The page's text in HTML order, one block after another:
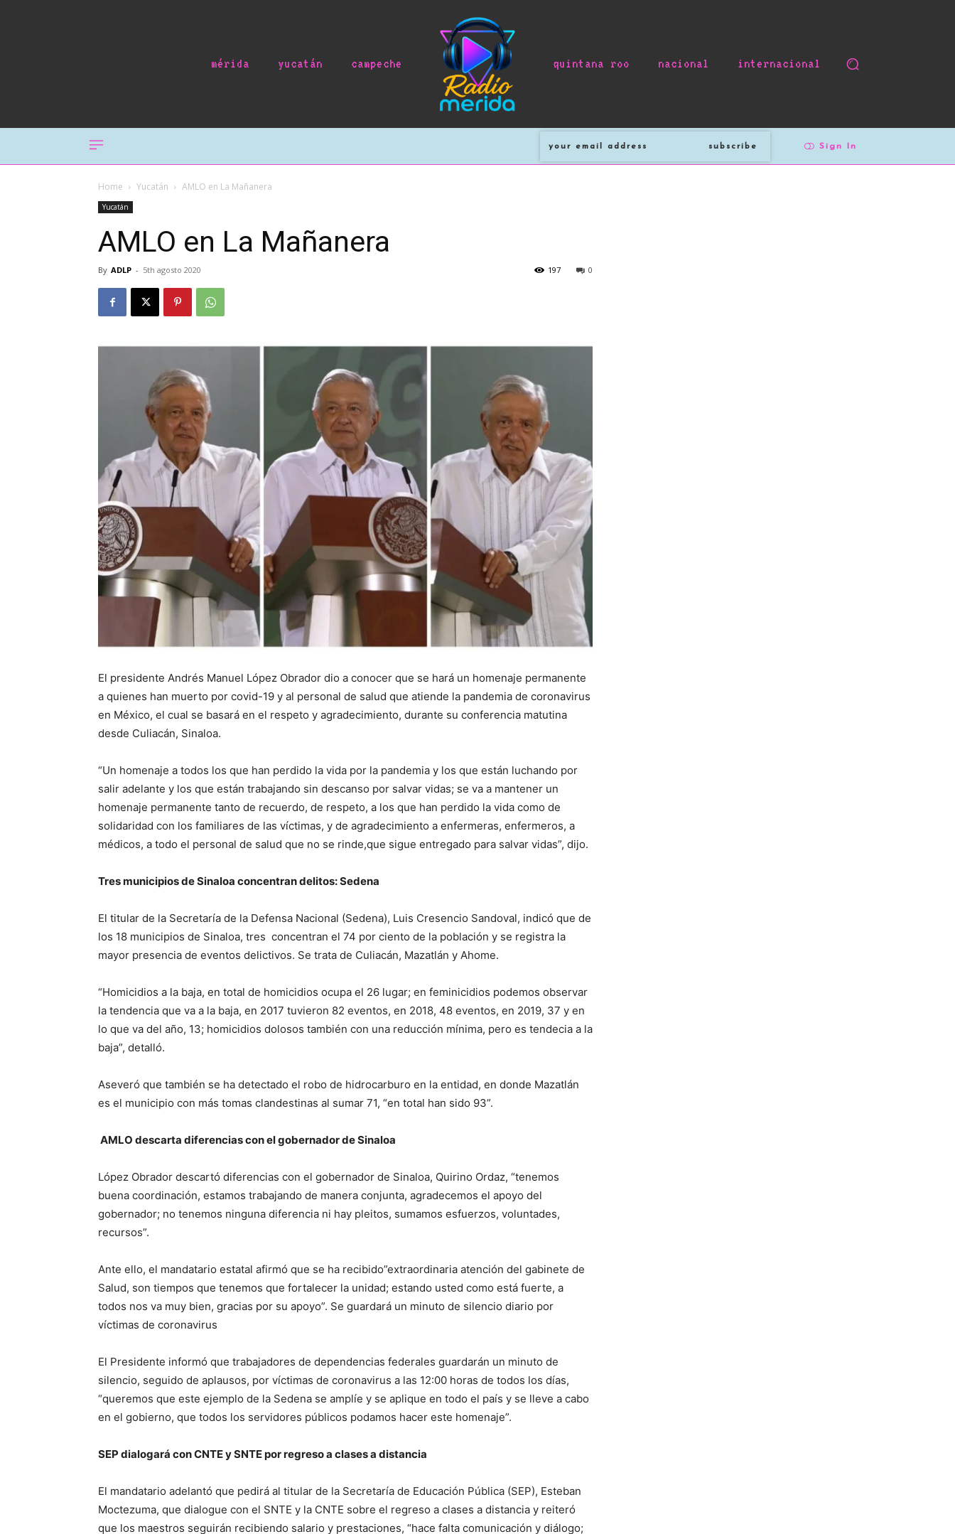
mérida yucatán campeche quintana roo nacional internacional
subscribe Sign In
Home Yucatán AMLO en La Mañanera
Yucatán
AMLO en La Mañanera
By ADLP - 5th agosto 2020 0
197
El presidente Andrés Manuel López Obrador dio a conocer que se hará un homenaje permanente
a quienes han muerto por covid-19 y al personal de salud que atiende la pandemia de coronavirus
en México, el cual se basará en el respeto y agradecimiento, durante su conferencia matutina
desde Culiacán, Sinaloa.
“Un homenaje a todos los que han perdido la vida por la pandemia y los que están luchando por
salir adelante y los que están trabajando sin descanso por salvar vidas; se va a mantener un
homenaje permanente tanto de recuerdo, de respeto, a los que han perdido la vida como de
solidaridad con los familiares de las víctimas, y de agradecimiento a enfermeras, enfermeros, a
médicos, a todo el personal de salud que no se rinde,que sigue entregado para salvar vidas”, dijo.
Tres municipios de Sinaloa concentran delitos: Sedena
El titular de la Secretaría de la Defensa Nacional (Sedena), Luis Cresencio Sandoval, indicó que de
los 18 municipios de Sinaloa, tres concentran el 74 por ciento de la población y se registra la
mayor presencia de eventos delictivos. Se trata de Culiacán, Mazatlán y Ahome.
“Homicidios a la baja, en total de homicidios ocupa el 26 lugar; en feminicidios podemos observar
la tendencia que va a la baja, en 2017 tuvieron 82 eventos, en 2018, 48 eventos, en 2019, 37 y en
lo que va del año, 13; homicidios dolosos también con una reducción mínima, pero es tendecia a la
baja”, detalló.
Aseveró que también se ha detectado el robo de hidrocarburo en la entidad, en donde Mazatlán
es el municipio con más tomas clandestinas al sumar 71, “en total han sido 93”.
AMLO descarta diferencias con el gobernador de Sinaloa
López Obrador descartó diferencias con el gobernador de Sinaloa, Quirino Ordaz, “tenemos
buena coordinación, estamos trabajando de manera conjunta, agradecemos el apoyo del
gobernador; no tenemos ninguna diferencia ni hay pleitos, sumamos esfuerzos, voluntades,
recursos”.
Ante ello, el mandatario estatal afirmó que se ha recibido”extraordinaria atención del gabinete de
Salud, son tiempos que tenemos que fortalecer la unidad; estando usted como está fuerte, a
todos nos va muy bien, gracias por su apoyo”. Se guardará un minuto de silencio diario por
víctimas de coronavirus
El Presidente informó que trabajadores de dependencias federales guardarán un minuto de
silencio, seguido de aplausos, por víctimas de coronavirus a las 12:00 horas de todos los días,
“queremos que este ejemplo de la Sedena se amplíe y se aplique en todo el país y se lleve a cabo
en el gobierno, que todos los servidores públicos podamos hacer este homenaje”.
SEP dialogará con CNTE y SNTE por regreso a clases a distancia
El mandatario adelantó que pedirá al titular de la Secretaría de Educación Pública (SEP), Esteban
Moctezuma, que dialogue con el SNTE y la CNTE sobre el regreso a clases a distancia y reiteró
que los maestros seguirán recibiendo salario y prestaciones, “hace falta comunicación y diálogo;